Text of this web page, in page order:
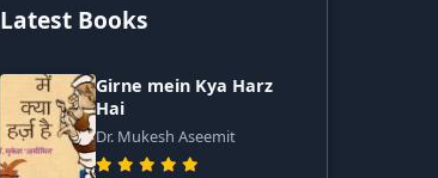
Latest Books
Girne mein Kya Harz
Hai
Dr. Mukesh Aseemit